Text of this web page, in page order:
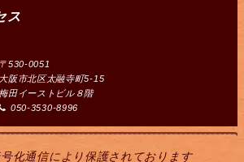
ス
〒530-0051
大阪市北区太融寺町5-15
田イーストビル８階
050-3530-8996
化通信により保護されております